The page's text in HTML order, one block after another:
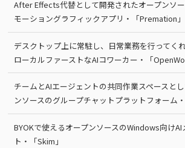
After Effects代替として開発されたオープンソ
モーショングラフィックアプリ・「Premation」
デスクトップ上に常駐し、日常業務を行ってく
ローカルファーストなAIコワーカー・「
チームとAIエージェントの共同作業スペースと
ンソースのグループチャットプラットフォーム・
BYOKで使えるオープンソースのWindows向け
ト・「Skim」